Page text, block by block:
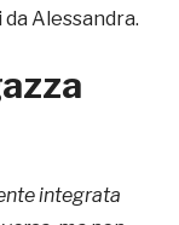
Alessandra.
integrata